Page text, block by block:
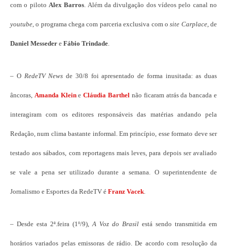
com o piloto Alex Barros . Além da divulgação dos vídeos pelo canal no
youtube , o programa chega com parceria exclusiva com osite Carplace, de
Daniel Messeder e Fábio Trindade
– O RedeTV News de 30/8 foi apresentado de forma inusitada: as duas
âncoras, Amanda KleineCláudia Barthel não ficaram atrás da bancada e
interagiram com os editores responsáveis das matérias andando pela
Redação, num clima bastante informal. Em princípio, esse formato deve ser
testado aos sábados, com reportagens mais leves, para depois ser avaliado
se vale a pena ser utilizado durante a semana. O superintendente de
Jornalismo e Esportes da RedeTV é Franz Vacek
– Desde esta 2ª.feira (1º/9), A Voz do Brasil está sendo transmitida em
horários variados pelas emissoras de rádio. De acordo com resolução da